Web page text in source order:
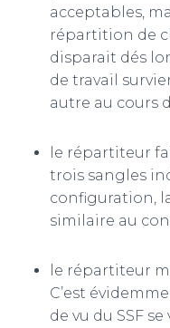
acceptables,
répartition de
disparait dés
de travail
autre au cours
le répartiteur
trois sangles
configuration,
similaire au
le répartiteur
C’est
de vu du SSF